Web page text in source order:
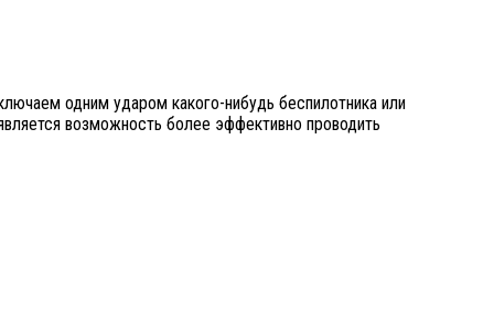
одним ударом какого-нибудь беспилотника или
возможность более эффективно проводить